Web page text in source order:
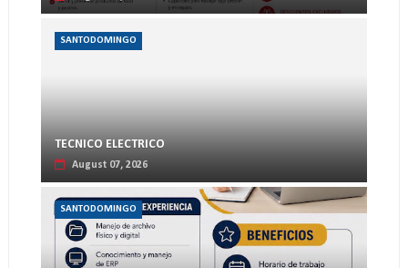
SANTODOMINGO
TECNICO ELECTRICO
August 07, 2026
SANTODOMINGO